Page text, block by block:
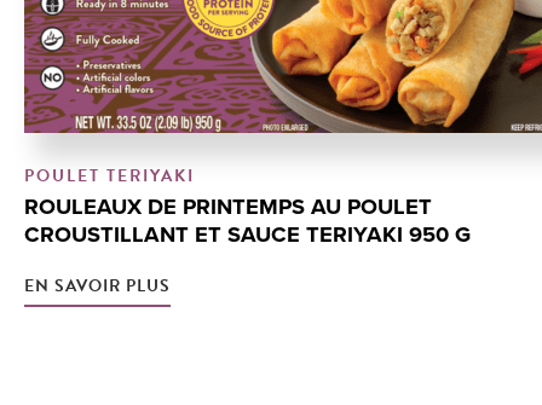
POULET TERIYAKI
ROULEAUX DE PRINTEMPS AU POULET
CROUSTILLANT ET SAUCE TERIYAKI 950 G
EN SAVOIR PLUS